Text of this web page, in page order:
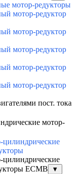
мотор-редукторы
мотор-редуктор
мотор-редуктор
мотор-редуктор
мотор-редуктор
мотор-редуктор
пост. тока
мотор-
цилиндрические
цилиндрические
ECMB
▼